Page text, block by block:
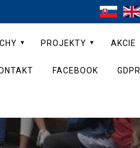
PROJEKTY AKCIE
FACEBOOK GDPR